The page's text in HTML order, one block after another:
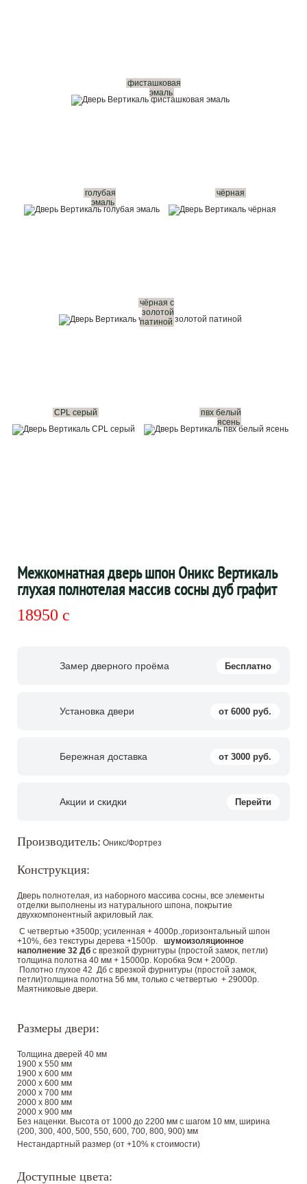
фисташковая
эмаль
голубая
эмаль
чёрная
чёрная с
золотой
патиной
CPL серый
пвх белый
ясень
Межкомнатная дверь шпон Оникс Вертикаль
глухая полнотелая массив сосны дуб графит
18950 c
Замер дверного проёма Бесплатно
Установка двери от 6000 руб.
Бережная доставка от 3000 руб.
Акции и скидки Перейти
Производитель: Оникс/Фортрез
Конструкция:
Дверь полнотелая, из наборного массива сосны, все элементы
отделки выполнены из натурального шпона, покрытие
двухкомпонентный акриловый лак.
С четвертью +3500р; усиленная + 4000р.,горизонтальный шпон
+10%, без текстуры дерева +1500р. шумоизоляционное
наполнение 32 Дб с врезкой фурнитуры (простой замок, петли)
толщина полотна 40 мм + 15000р. Коробка 9см + 2000р.
Полотно глухое 42 Дб с врезкой фурнитуры (простой замок,
петли)толщина полотна 56 мм, только с четвертью + 29000р.
Маятниковые двери.
Размеры двери:
Толщина дверей 40 мм
1900 х 550 мм
1900 х 600 мм
2000 х 600 мм
2000 х 700 мм
2000 х 800 мм
2000 х 900 мм
Без наценки. Высота от 1000 до 2200 мм с шагом 10 мм, ширина
(200, 300, 400, 500, 550, 600, 700, 800, 900) мм
Нестандартный размер (от +10% к стоимости)
Доступные цвета: